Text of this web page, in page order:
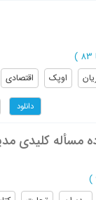
)
اوپک اقتصادی
دانلود
مسأله کلیدی
)